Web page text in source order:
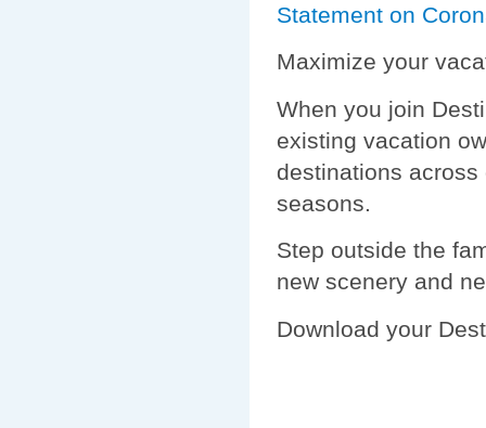
Statement on
Maximize your
When you join
existing vacation
destinations
seasons.
Step outside the
new scenery and
Download your